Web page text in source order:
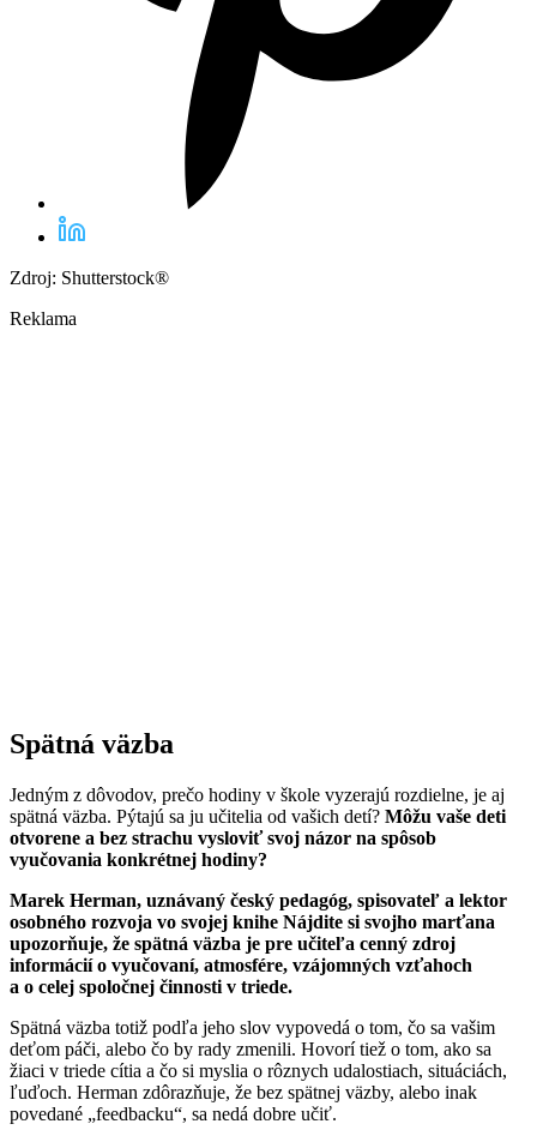
Zdroj: Shutterstock®
Reklama
Spätná väzba
Jedným z dôvodov, prečo hodiny v škole vyzerajú rozdielne, je aj
spätná väzba. Pýtajú sa ju učitelia od vašich detí? Môžu vaše deti
otvorene a bez strachu vysloviť svoj názor na spôsob
vyučovania konkrétnej hodiny?
Marek Herman, uznávaný český pedagóg, spisovateľ a lektor
osobného rozvoja vo svojej knihe Nájdite si svojho marťana
upozorňuje, že spätná väzba je pre učiteľa cenný zdroj
informácií o vyučovaní, atmosfére, vzájomných vzťahoch
a o celej spoločnej činnosti v triede.
Spätná väzba totiž podľa jeho slov vypovedá o tom, čo sa vašim
deťom páči, alebo čo by rady zmenili. Hovorí tiež o tom, ako sa
žiaci v triede cítia a čo si myslia o rôznych udalostiach, situáciách,
ľuďoch. Herman zdôrazňuje, že bez spätnej väzby, alebo inak
povedané „feedbacku“, sa nedá dobre učiť.